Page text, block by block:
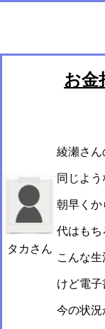
タカさん
お金
綾瀬さん
同じよう
朝早くか
代はもち
こんな生
けど電子
今の状況